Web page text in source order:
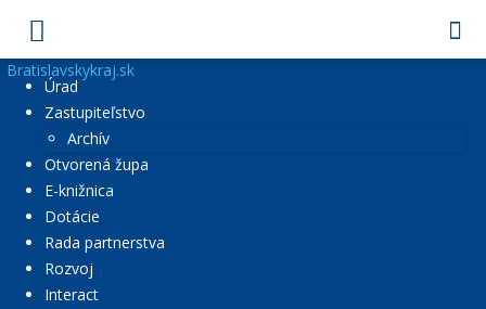
Bratislavskykraj.sk
Úrad
Zastupiteľstvo
Archív
Otvorená župa
E-knižnica
Dotácie
Rada partnerstva
Rozvoj
Interact